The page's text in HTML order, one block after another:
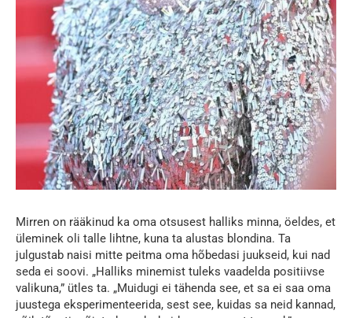
Mirren on rääkinud ka oma otsusest halliks minna, öeldes, et
üleminek oli talle lihtne, kuna ta alustas blondina. Ta
julgustab naisi mitte peitma oma hõbedasi juukseid, kui nad
seda ei soovi. „Halliks minemist tuleks vaadelda positiivse
valikuna,” ütles ta. „Muidugi ei tähenda see, et sa ei saa oma
juustega eksperimenteerida, sest see, kuidas sa neid kannad,